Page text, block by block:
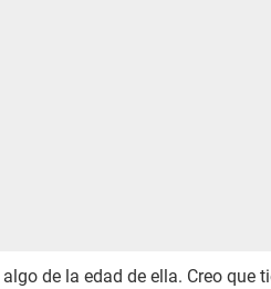
de la edad de ella. Creo que